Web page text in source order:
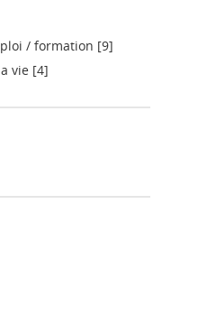
/ formation
vie